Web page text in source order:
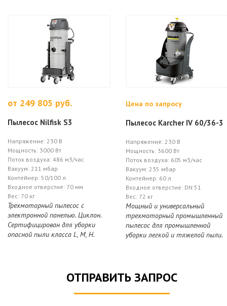
от 249 805 руб.
Пылесос Nilfisk S3
Напряжение: 230 В
Мощность: 3000 Вт
Поток воздуха: 486 м3/час
Вакуум: 211 мбар
Контейнер: 50/100 л
Входное отверстие: 70 мм
Вес: 70 кг
Трехмоторный пылесос с
электронной панелью. Циклон.
Сертифицирован для уборки
опасной пыли класса L, M, H.
Цена по запросу
Пылесос Karcher IV 60/36-3
Напряжение: 230 В
Мощность: 3600 Вт
Поток воздуха: 605 м3/час
Вакуум: 235 мбар
Контейнер: 60 л
Входное отверстие: DN 51
Вес: 72 кг
Мощный и универсальный
трехмоторный промышленный
пылесос для промышленной
уборки легкой и тяжелой пыли.
ОТПРАВИТЬ ЗАПРОС